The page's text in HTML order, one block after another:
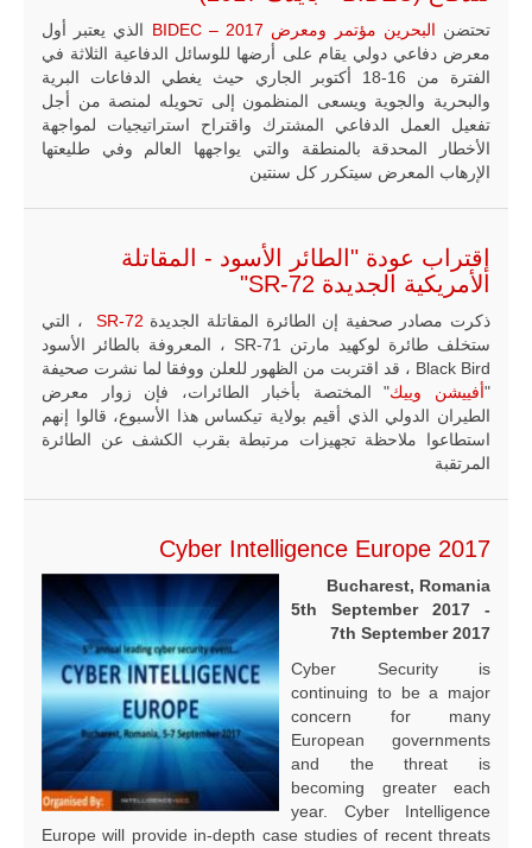
تحتضن البحرين مؤتمر ومعرض BIDEC – 2017
الذي يعتبر أول
معرض دفاعي دولي يقام على أرضها للوسائل الدفاعية الثلاثة في
الفترة من 16-18 أكتوبر الجاري حيث يغطي الدفاعات البرية
والبحرية والجوية ويسعى المنظمون إلى تحويله لمنصة من أجل
تفعيل العمل الدفاعي المشترك واقتراح استراتيجيات لمواجهة
الأخطار المحدقة بالمنطقة والتي يواجهها العالم وفي طليعتها
الإرهاب المعرض سيتكرر كل سنتين
إقتراب عودة "الطائر الأسود - المقاتلة
الأمريكية الجديدة SR-72"
ذكرت مصادر صحفية إن الطائرة المقاتلة الجديدة SR-72 ، التي
ستخلف طائرة لوكهيد مارتن SR-71 ، المعروفة بالطائر الأسود
Black Bird ، قد اقتربت من الظهور للعلن ووفقا لما نشرت صحيفة
"أفييشن وييك" المختصة بأخبار الطائرات، فإن زوار معرض
الطيران الدولي الذي أقيم بولاية تيكساس هذا الأسبوع، قالوا إنهم
استطاعوا ملاحظة تجهيزات مرتبطة بقرب الكشف عن الطائرة
المرتقبة
Cyber Intelligence Europe 2017
Bucharest, Romania
5th September 2017 -
7th September 2017
Cyber Security is
continuing to be a major
concern for many
European governments
and the threat is
becoming greater each
year. Cyber Intelligence
Europe will provide in-depth case studies of recent threats